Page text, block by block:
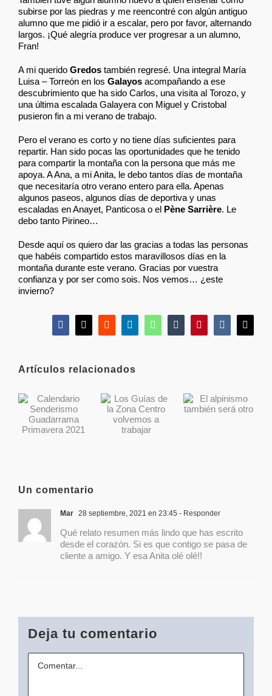
subirse por las piedras y me reencontré con algún antiguo
alumno que me pidió ir a escalar, pero por favor, alternando
largos. ¡Qué alegría produce ver progresar a un alumno,
Fran!
A mi querido Gredostambién regresé. Una integral María
Luisa – Torreón en los Galayosacompañando a ese
descubrimiento que ha sido Carlos, una visita al Torozo, y
una última escalada Galayera con Miguel y Cristobal
pusieron fin a mi verano de trabajo.
Pero el verano es corto y no tiene días suficientes para
repartir. Han sido pocas las oportunidades que he tenido
para compartir la montaña con la persona que más me
apoya. A Ana, a mi Anita, le debo tantos días de montaña
que necesitaría otro verano entero para ella. Apenas
algunos paseos, algunos días de deportiva y unas
escaladas en Anayet, Panticosa o el Pène Sarrière. Le
debo tanto Pirineo…
Desde aquí os quiero dar las gracias a todas las personas
que habéis compartido estos maravillosos días en la
montaña durante este verano. Gracias por vuestra
confianza y por ser como sois. Nos vemos… ¿este
invierno?
Facebook
X RedditLinkedInWhatsAppTumblrPinterestVk
Correo
Artículos relacionados
Calendario
Senderismo
Los Guías
de la Zona
Centro
El
Un comentario
Mar 28 septiembre, 2021 en 23:45 - Responder
Qué relato resumen más lindo que has escrito
desde el corazón. Si es que contigo se pasa de
cliente a amigo. Y esa Anita olé olé!!
Deja tu comentario